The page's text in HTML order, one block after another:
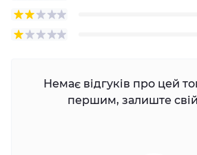
Немає відгуків про цей
першим, залиште свій